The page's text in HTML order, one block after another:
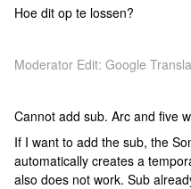
Hoe dit op te lossen?
Moderator Edit: Google
Cannot add sub. Arc and five
If I want to add the sub, the
automatically creates a
also does not work. Sub